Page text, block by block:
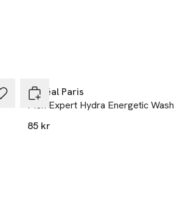
L'Oréal Paris
Men Expert Hydra Energetic Wash
85 kr